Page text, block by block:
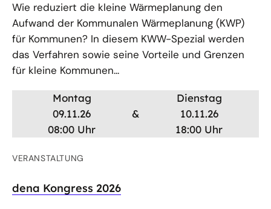
Wie reduziert die kleine Wärmeplanung den
Aufwand der Kommunalen Wärmeplanung (KWP)
für Kommunen? In diesem KWW-Spezial werden
das Verfahren sowie seine Vorteile und Grenzen
für kleine Kommunen...
Montag
09.11.26
08:00 Uhr
&
Dienstag
10.11.26
18:00 Uhr
VERANSTALTUNG
dena Kongress 2026